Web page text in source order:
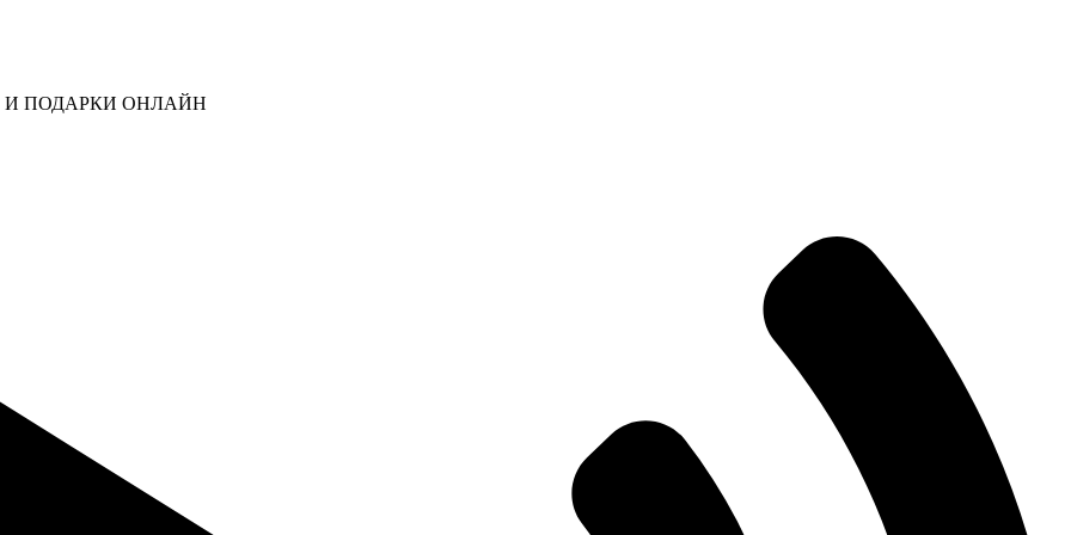
И ПОДАРКИ ОНЛАЙН